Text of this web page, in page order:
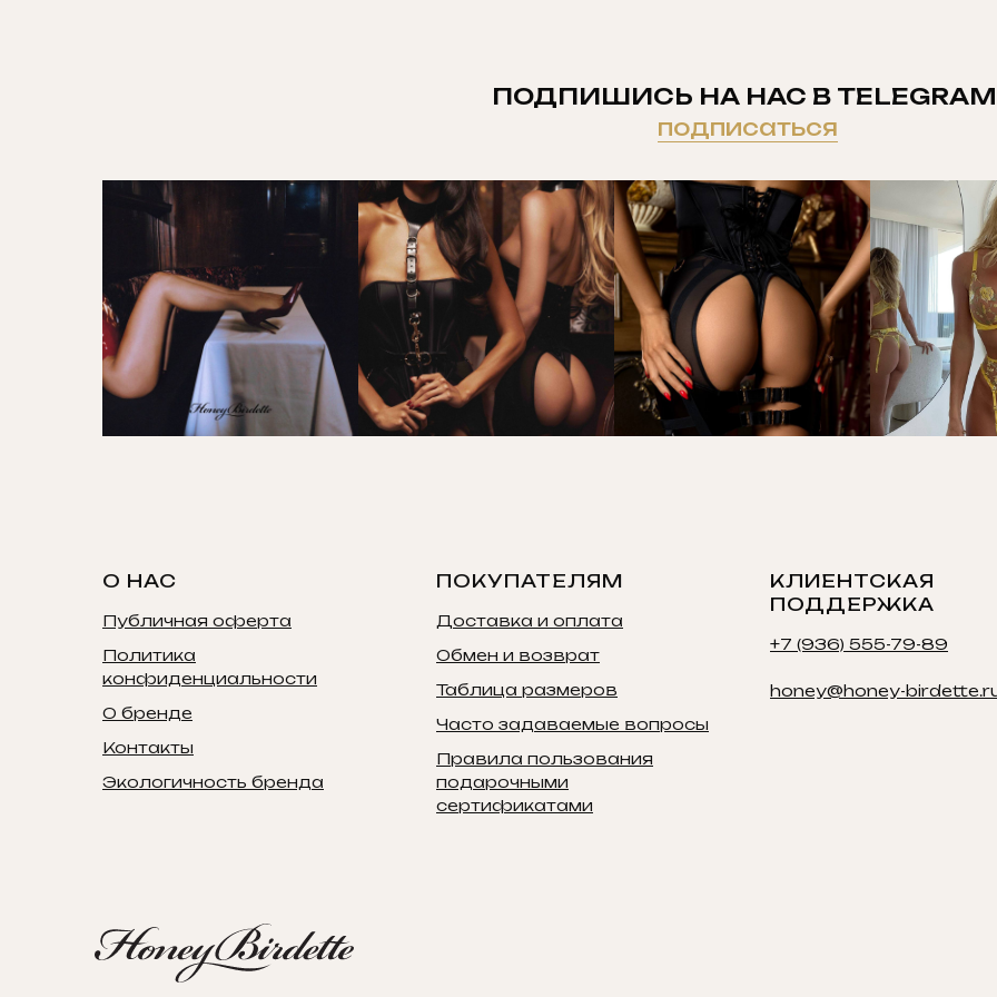
ПОДПИШИСЬ НА НАС В
подписаться
О НАС
Публичная оферта
Политика
конфиденциальности
О бренде
Контакты
Экологичность бренда
ПОКУПАТЕЛЯМ
Доставка и оплата
Обмен и возврат
Таблица размеров
Часто задаваемые вопросы
Правила пользования
подарочными
сертификатами
КЛИЕНТСКАЯ
ПОДДЕРЖКА
+7 (936) 555-79-89
honey@honey-